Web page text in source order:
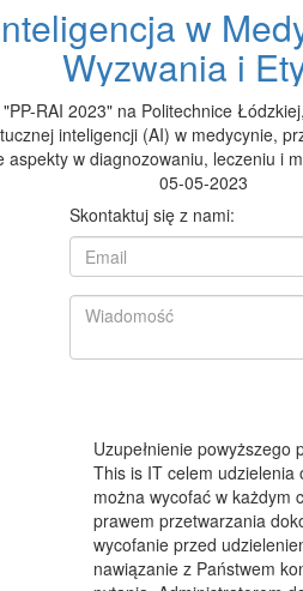
w
Wyzwania i
RAI 2023" na Politechnice
inteligencji (AI) w medycynie,
aspekty w diagnozowaniu, leczeniu i
05-05-2023
Skontaktuj się z nami:
Uzupełnienie
This is IT celem
można wycofać w każdym
prawem przetwarzania
wycofanie przed
nawiązanie z Państwem